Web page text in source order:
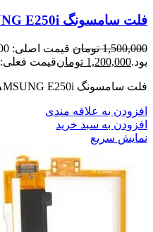
فلت سامسونگ FLEX CABLE SAMSUNG E250i
1,500,000 تومان
بود.1,200,000 تومانقیمت فعلی: 1,200,000 تومان.
فلت سامسونگ FLEX CABLE SAMSUNG E250i
افزودن به علاقه مندی
افزودن به سبد خرید
نمایش سریع